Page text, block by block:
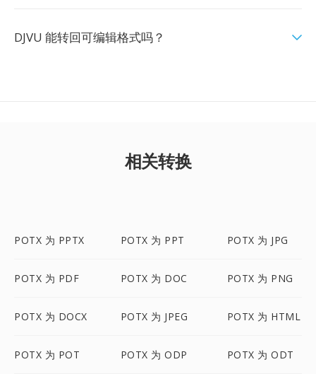
DJVU 能转回可编辑格式吗？
相关转换
POTX 为 PPTX POTX 为 PPT POTX 为 JPG
POTX 为 PDF POTX 为 DOC POTX 为 PNG
POTX 为 DOCX POTX 为 JPEG POTX 为 HTML
POTX 为 POT POTX 为 ODP POTX 为 ODT